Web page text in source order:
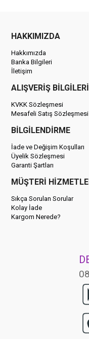
HAKKIMIZDA
Hakkımızda
Banka Bilgileri
İletişim
ALIŞVERİŞ BİLGİLERİ
KVKK Sözleşmesi
Mesafeli Satış Sözleşmesi
BİLGİLENDİRME
İade ve Değişim Koşulları
Üyelik Sözleşmesi
Garanti Şartları
MÜŞTERİ
Sıkça Sorulan Sorular
Kolay İade
Kargom Nerede?